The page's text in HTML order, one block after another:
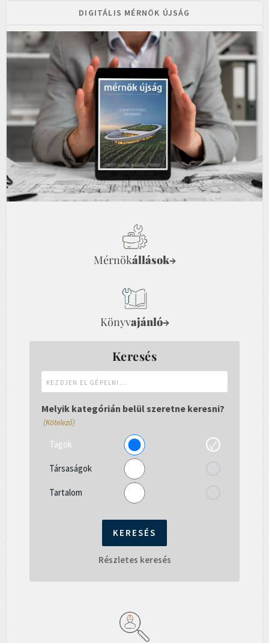
DIGITÁLIS MÉRNÖK ÚJSÁG
Mérnökállások→
Könyvajánló→
Keresés
el
gépelni...
Melyik kategórián belül szeretne keresni?
(Kötelező)
Tagok
Társaságok
Tartalom
Részletes keresés